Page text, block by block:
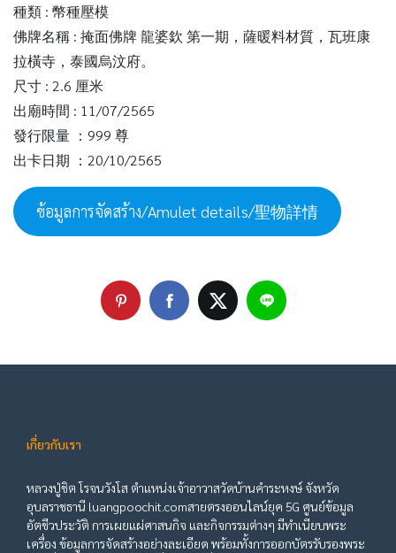
種類 : 幣種壓模
佛牌名稱 : 掩面佛牌 龍婆欽 第一期，薩暖料材質，瓦班康
拉橫寺，泰國烏汶府。
尺寸 : 2.6 厘米
出廟時間 : 11/07/2565
發行限量 ：999 尊
出卡日期 ：20/10/2565
ข้อมูลการจัดสร้าง/Amulet details/聖物詳情
เกี่ยวกับเรา
หลวงปู่ชิต โรจนวังโส ตำแหน่งเจ้าอาวาสวัดบ้านคำระหงษ์ จังหวัด
อุบลราชธานี luangpoochit.comสายตรงออนไลน์ยุค 5G ศูนย์ข้อมูล
อัตชีวประวัติ การเผยแผ่ศาสนกิจ และกิจกรรมต่างๆ มีทำเนียบพระ
เครื่อง ข้อมูลการจัดสร้างอย่างละเอียด พร้อมทั้งการออกบัตรรับรองพระ